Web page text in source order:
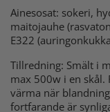
Ainesosat: sokeri,
maitojauhe
E322
Tillredning: Smält i
max 500w i en skål.
värma när
fortfarande är